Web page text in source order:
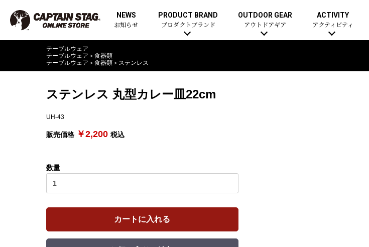
NEWS
お知らせ
PRODUCT BRAND
プロダクトブランド
OUTDOOR GEAR
アウトドアギア
ACTIVITY
アクティビティ
テーブルウェア
テーブルウェア ＞ 食器類
テーブルウェア ＞ 食器類 ＞ ステンレス
ステンレス 丸型カレー皿22cm
UH-43
販売価格 ￥2,200 税込
数量
カートに入れる